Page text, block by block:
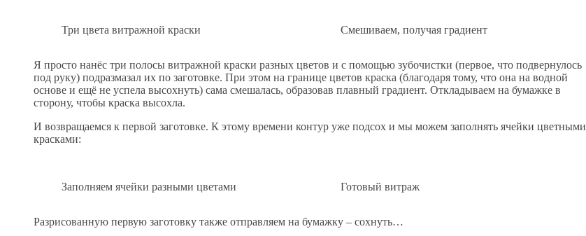
Три цвета витражной краски Смешиваем, получая градиент
Я просто нанёс три полосы витражной краски разных цветов и с помощью зубочистки (первое, что подвернулось
под руку) подразмазал их по заготовке. При этом на границе цветов краска (благодаря тому, что она на водной
основе и ещё не успела высохнуть) сама смешалась, образовав плавный градиент. Откладываем на бумажке в
сторону, чтобы краска высохла.
И возвращаемся к первой заготовке. К этому времени контур уже подсох и мы можем заполнять ячейки цветными
красками:
Заполняем ячейки разными цветами Готовый витраж
Разрисованную первую заготовку также отправляем на бумажку – сохнуть…